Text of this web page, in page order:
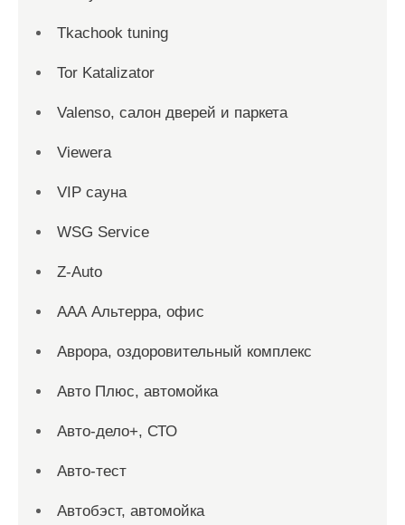
Tkachook tuning
Tor Katalizator
Valenso, салон дверей и паркета
Viewera
VIP сауна
WSG Service
Z-Auto
ААА Альтерра, офис
Аврора, оздоровительный комплекс
Авто Плюс, автомойка
Авто-дело+, СТО
Авто-тест
Автобэст, автомойка